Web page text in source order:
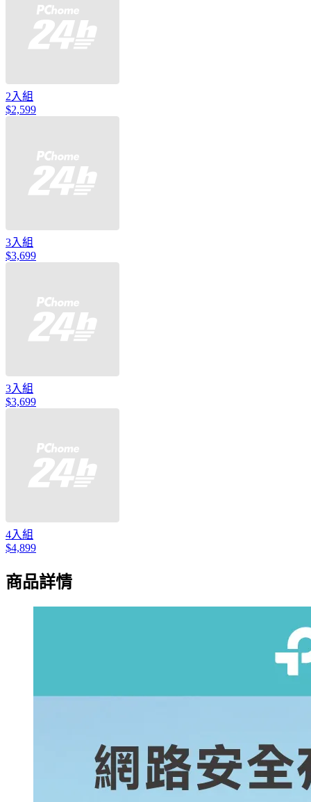
2入組
$2,599
3入組
$3,699
3入組
$3,699
4入組
$4,899
商品詳情